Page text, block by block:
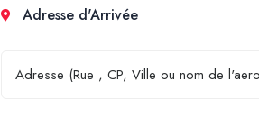
Adresse d'Arrivée